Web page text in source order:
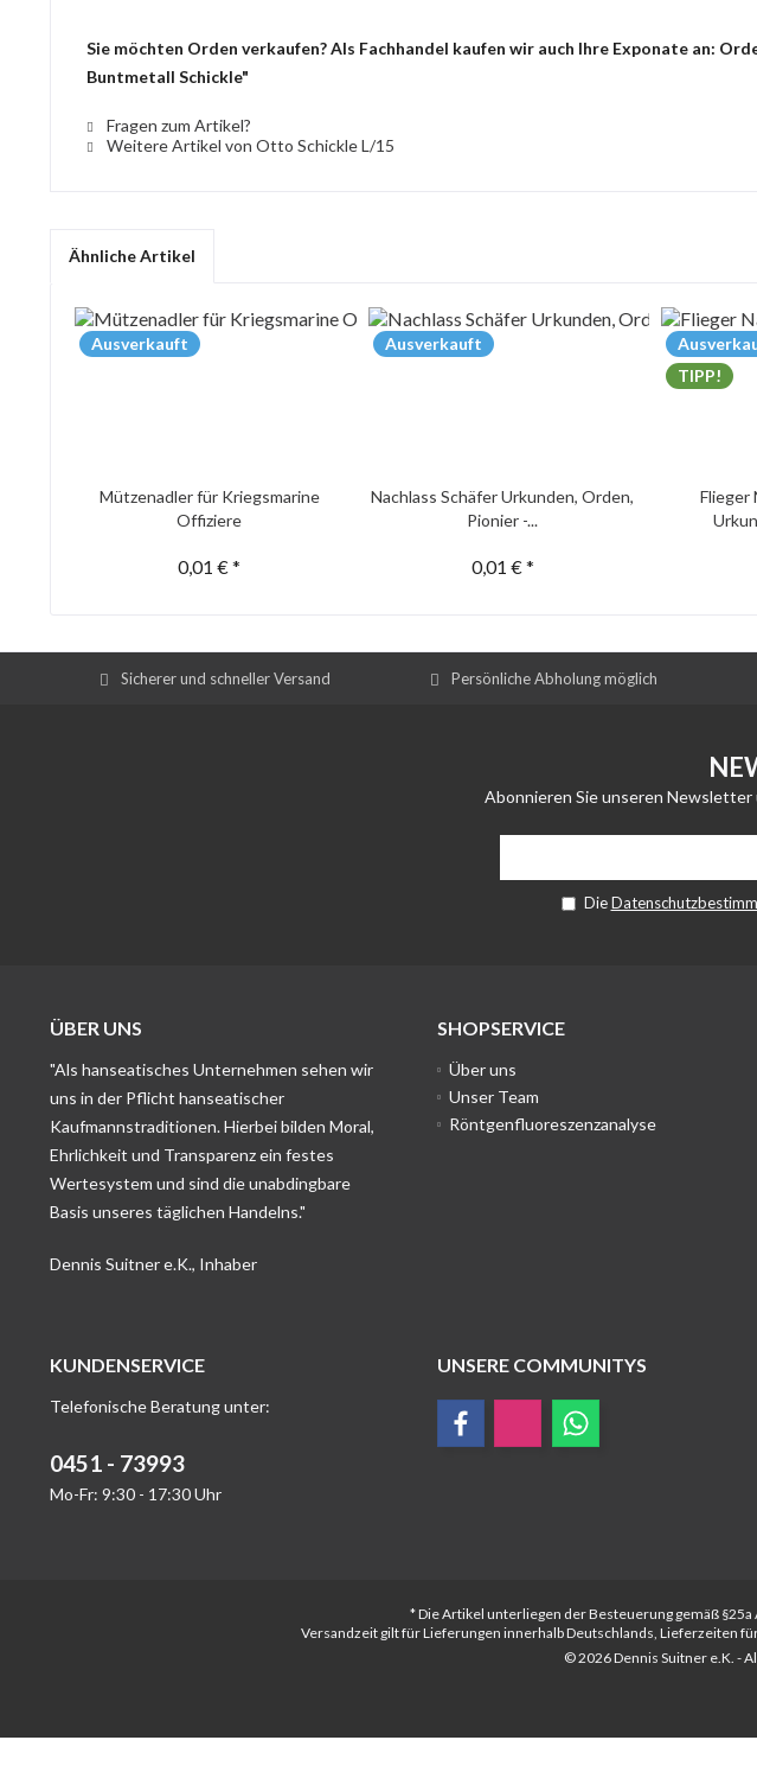
Sie möchten Orden verkaufen? Als Fachhandel kaufen wir auch Ihre Exponate an:
Buntmetall Schickle"
Fragen zum Artikel?
Weitere Artikel von Otto Schickle L/15
Ähnliche Artikel
Ausverkauft
Mützenadler für Kriegsmarine
Offiziere
0,01 € *
Ausverkauft
Nachlass Schäfer Urkunden, Orden,
Pionier -...
0,01 € *
TIPP!
Flieger
Sicherer und schneller Versand Persönliche Abholung möglich
Abonnieren Sie unseren
Die
ÜBER UNS
"Als hanseatisches Unternehmen sehen wir
uns in der Pflicht hanseatischer
Kaufmannstraditionen. Hierbei bilden Moral,
Ehrlichkeit und Transparenz ein festes
Wertesystem und sind die unabdingbare
Basis unseres täglichen Handelns."
Dennis Suitner e.K., Inhaber
SHOPSERVICE
Über uns
Unser Team
Röntgenfluoreszenzanalyse
KUNDENSERVICE
Telefonische Beratung unter:
0451 - 73993
Mo-Fr: 9:30 - 17:30 Uhr
UNSERE COMMUNITYS
* Die Artikel unterliegen der Besteuerung gemäß §25a
Versandzeit gilt für Lieferungen innerhalb Deutschlands, Lieferzeiten
© 2026 Dennis Suitner e.K. -